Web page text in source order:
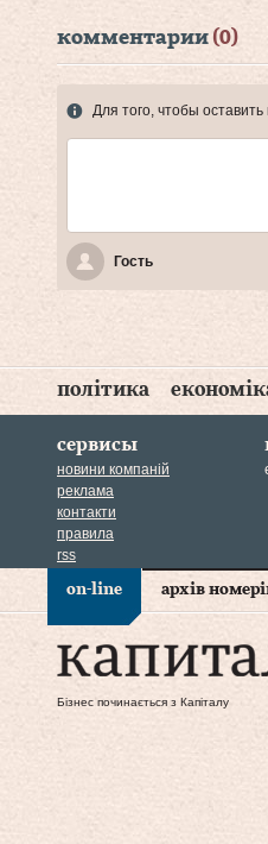
комментарии (0)
Для того, чтобы
Гость
політика
сервисы
новини компаній
реклама
контакти
правила
rss
on-line архів
Бізнес починається з Капіталу